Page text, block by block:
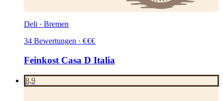
Deli · Bremen
34 Bewertungen · €€€
Feinkost Casa D Italia
8,9